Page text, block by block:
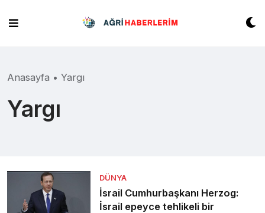
content
Anasayfa • Yargı
Yargı
DÜNYA
İsrail Cumhurbaşkanı Herzog:
İsrail epeyce tehlikeli bir